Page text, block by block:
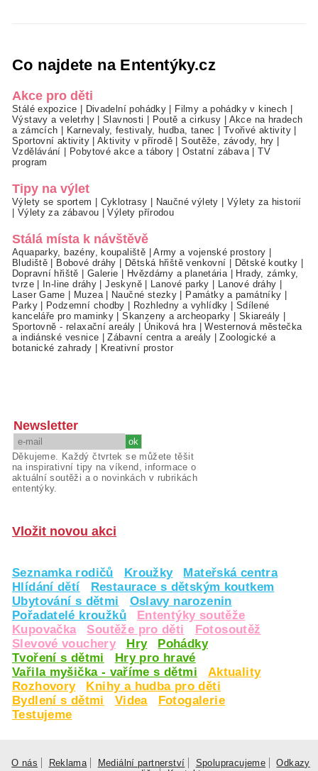
Co najdete na Ententýky.cz
Akce pro děti
Stálé expozice | Divadelní pohádky | Filmy a pohádky v kinech |
Výstavy a veletrhy|Slavnosti | Poutě a cirkusy | Akce na hradech
a zámcích | Karnevaly, festivaly, hudba, tanec | Tvořivé aktivity |
Sportovní aktivity|Aktivity v přírodě |Soutěže, závody, hry |
Vzdělávání | Pobytové akce a tábory | Ostatní zábava |TV
program
Tipy na výlet
Výlety se sportem | Cyklotrasy | Naučné výlety | Výlety za historií
| Výlety za zábavou |Výlety přírodou
Stálá místa k návštěvě
Aquaparky, bazény, koupaliště |Army a vojenské prostory |
Bludiště | Bobové dráhy | Dětská hřiště venkovní | Dětské koutky |
Dopravní hřiště | Galerie | Hvězdárny a planetária | Hrady, zámky,
tvrze| In-line dráhy |Jeskyně| Lanové parky | Lanové dráhy |
Laser Game | Muzea| Naučné stezky | Památky a památníky |
Parky| Podzemní chodby | Rozhledny a vyhlídky | Sdílené
kanceláře pro maminky |Skanzeny a archeoparky | Skiareály |
Sportovně - relaxační areály | Úniková hra |Westernová městečka
a indiánské vesnice |Zábavní centra a areály |Zoologické a
botanické zahrady | Kreativní prostor
Newsletter
Děkujeme. Každý čtvrtek se můžete těšit
na inspirativní tipy na víkend, informace o
aktuální soutěži a o novinkách v rubrikách
ententýky.
Vložit novou akci
Seznamka rodičů Kroužky
Mateřská centra
Hlídání dětí
Restaurace s dětským koutkem
Ubytování s dětmi
Oslavy narozenin
Pořadatelé kroužků
Ententýky soutěže
Kupovačka
Soutěže pro děti
Fotosoutěž
Slevové vouchery
Hry
Pohádky
Tvoření s dětmi
Hry pro hravé
Vařila myšička - vaříme s dětmi
Aktuality
Rozhovory
Knihy a hudba pro děti
Bydlení s dětmi
Videa
Fotogalerie
Testujeme
O nás Reklama Mediální partnerství Spolupracujeme
Odkazy